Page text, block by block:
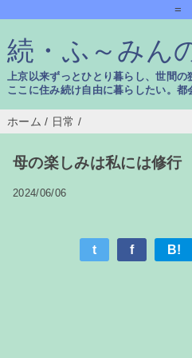
=
続・ふ～みん
上京以来ずっとひとり暮らし、世間
ここに住み続け自由に暮らしたい。都
ホーム / 日常 /
母の楽しみは私には修行
2024/06/06
t f B!